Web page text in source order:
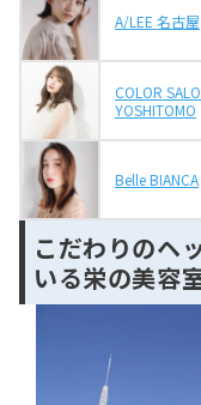
A/LEE 名古屋
COLOR
YOSHITOMO
Belle BIANCA
こだわりのヘ
いる栄の美容